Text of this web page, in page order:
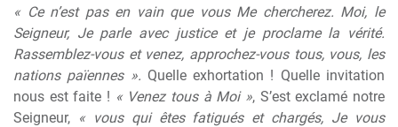
« Ce n’est pas en vain que vous Me chercherez. Moi, le
Seigneur, Je parle avec justice et je proclame la vérité.
Rassemblez-vous et venez, approchez-vous tous, vous, les
nations païennes ». Quelle exhortation ! Quelle invitation
nous est faite ! « Venez tous à Moi », S’est exclamé notre
Seigneur, « vous qui êtes fatigués et chargés, Je vous